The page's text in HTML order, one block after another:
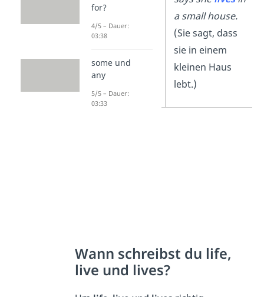
Ärzte retten
Leben.)
a small house.
(Sie sagt, dass
sie in einem
kleinen Haus
lebt.)
Wann schreibst du life,
live und lives?
for?
4/5 – Dauer:
03:38
some und
any
5/5 – Dauer:
03:33